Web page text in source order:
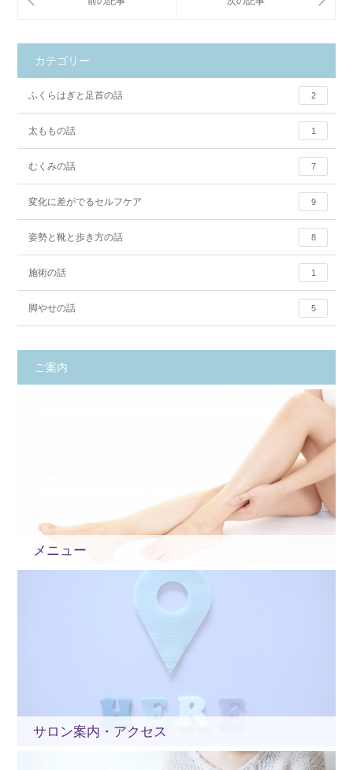
カテゴリー
ふくらはぎと足首の話 2
太ももの話 1
むくみの話 7
変化に差がでるセルフケア 9
姿勢と靴と歩き方の話 8
施術の話 1
脚やせの話 5
ご案内
メニュー
サロン案内・アクセス